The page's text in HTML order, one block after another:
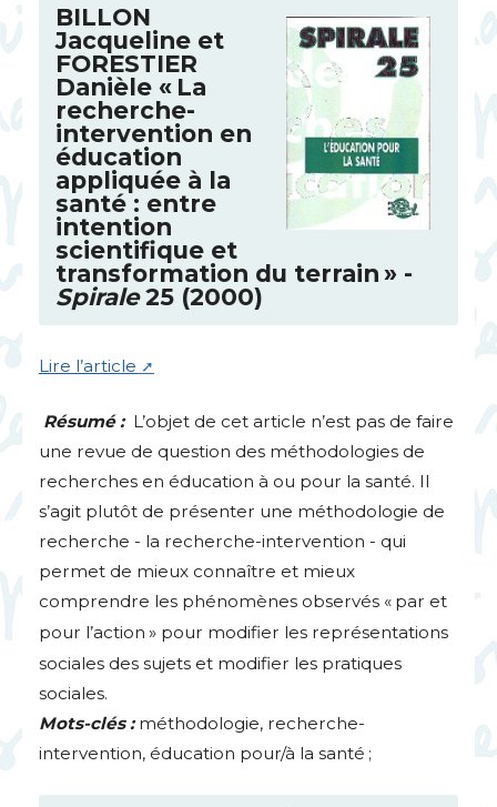
BILLON
Jacqueline et
FORESTIER
Danièle « La
recherche-
intervention en
éducation
appliquée à la
santé : entre
intention
scientifique et
transformation du terrain» -
Spirale25 (2000)
Lire l’article
Résumé : L’objet de cet article n’est pas de faire
une revue de question des méthodologies de
recherches en éducation à ou pour la santé. Il
s’agit plutôt de présenter une méthodologie de
recherche - la recherche-intervention - qui
permet de mieux connaître et mieux
comprendre les phénomènes observés « par et
pour l’action » pour modifier les représentations
sociales des sujets et modifier les pratiques
sociales.
Mots-clés : méthodologie, recherche-
intervention, éducation pour/à la santé ;